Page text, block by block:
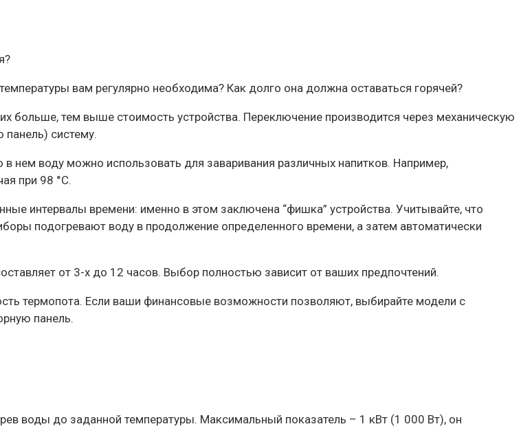
вам регулярно необходима? Как долго она должна оставаться горячей?
больше, тем выше стоимость устройства. Переключение производится через механическую
систему.
воду можно использовать для заваривания различных напитков. Например,
при 98 °C.
интервалы времени: именно в этом заключена “фишка” устройства. Учитывайте, что
подогревают воду в продолжение определенного времени, а затем автоматически
от 3-х до 12 часов. Выбор полностью зависит от ваших предпочтений.
термопота. Если ваши финансовые возможности позволяют, выбирайте модели с
панель.
воды до заданной температуры. Максимальный показатель – 1 кВт (1 000 Вт), он